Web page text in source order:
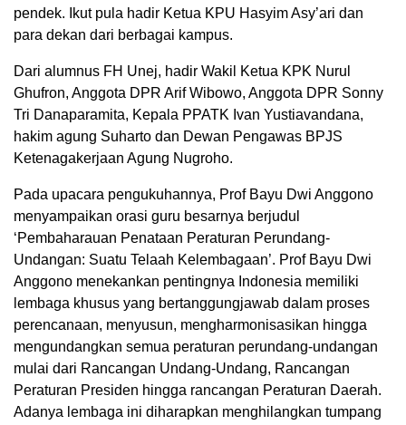
pendek. Ikut pula hadir Ketua KPU Hasyim Asy’ari dan
para dekan dari berbagai kampus.
Dari alumnus FH Unej, hadir Wakil Ketua KPK Nurul
Ghufron, Anggota DPR Arif Wibowo, Anggota DPR Sonny
Tri Danaparamita, Kepala PPATK Ivan Yustiavandana,
hakim agung Suharto dan Dewan Pengawas BPJS
Ketenagakerjaan Agung Nugroho.
Pada upacara pengukuhannya, Prof Bayu Dwi Anggono
menyampaikan orasi guru besarnya berjudul
‘Pembaharauan Penataan Peraturan Perundang-
Undangan: Suatu Telaah Kelembagaan’. Prof Bayu Dwi
Anggono menekankan pentingnya Indonesia memiliki
lembaga khusus yang bertanggungjawab dalam proses
perencanaan, menyusun, mengharmonisasikan hingga
mengundangkan semua peraturan perundang-undangan
mulai dari Rancangan Undang-Undang, Rancangan
Peraturan Presiden hingga rancangan Peraturan Daerah.
Adanya lembaga ini diharapkan menghilangkan tumpang